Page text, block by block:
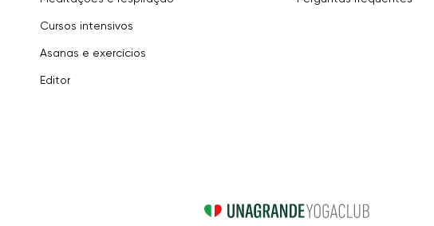
Cursos intensivos
Asanas e exercícios
Editor